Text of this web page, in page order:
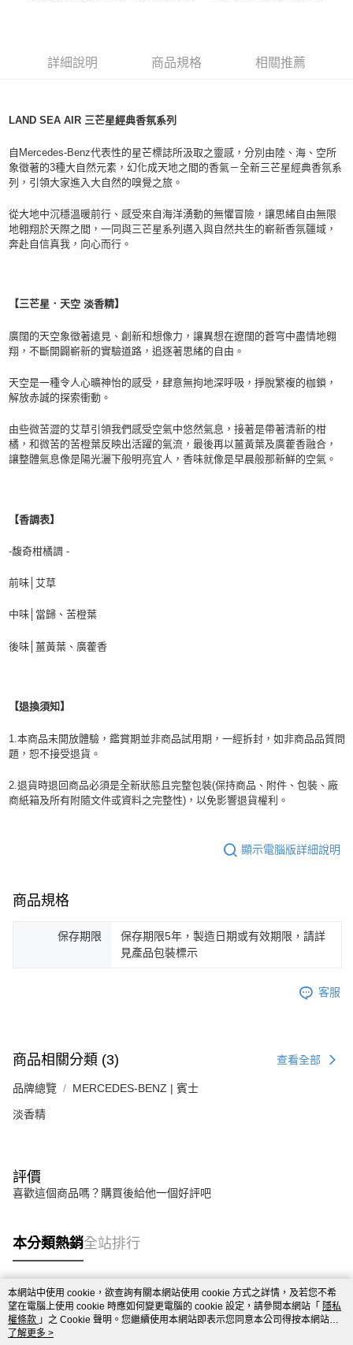
每筆NT$80，滿NT$1,000(含以上)免運費
詳細說明 商品規格 相關推薦
LAND SEA AIR 三芒星經典香氛系列
自Mercedes-Benz代表性的星芒標誌所汲取之靈感，分別由陸、海、空所
象徵著的3種大自然元素，幻化成天地之間的香氣－全新三芒星經典香氛系
列，引領大家進入大自然的嗅覺之旅。
從大地中沉穩溫暖前行、感受來自海洋湧動的無懼冒險，讓思緒自由無限
地翱翔於天際之間，一同與三芒星系列邁入與自然共生的嶄新香氛疆域，
奔赴自信真我，向心而行。
【三芒星．天空 淡香精】
廣闊的天空象徵著遠見、創新和想像力，讓異想在遼闊的蒼穹中盡情地翱
翔，不斷開闢嶄新的實驗道路，追逐著思緒的自由。
天空是一種令人心曠神怡的感受，肆意無拘地深呼吸，掙脫繁複的枷鎖，
解放赤誠的探索衝動。
由些微苦澀的艾草引領我們感受空氣中悠然氣息，接著是帶著清新的柑
橘，和微苦的苦橙葉反映出活躍的氣流，最後再以薑黃葉及廣藿香融合，
讓整體氣息像是陽光灑下般明亮宜人，香味就像是早晨般那新鮮的空氣。
【香調表】
-馥奇柑橘調 -
前味│艾草
中味│當歸、苦橙葉
後味│薑黃葉、廣藿香
【退換須知】
1.本商品未開放體驗，鑑賞期並非商品試用期，一經拆封，如非商品品質問
題，恕不接受退貨。
2.退貨時退回商品必須是全新狀態且完整包裝(保持商品、附件、包裝、廠
商紙箱及所有附隨文件或資料之完整性)，以免影響退貨權利。
顯示電腦版詳細說明
商品規格
保存期限
保存期限5年，製造日期或有效期限，請詳
見產品包裝標示
客服
商品相關分類 (3) 查看全部
品牌總覽 MERCEDES-BENZ | 賓士
淡香精
評價
喜歡這個商品嗎？購買後給他一個好評吧
本分類熱銷全站排行
熱門標籤
本網站中使用 cookie，欲查詢有關本網站使用 cookie 方式之詳情，及若您不希
望在電腦上使用 cookie 時應如何變更電腦的 cookie 設定，請參閱本網站「 隱私
權條款 」之 Cookie 聲明。您繼續使用本網站即表示您同意本公司得按本網站使
用條款之 Cookie 聲明使用 cookie。
了解更多 >